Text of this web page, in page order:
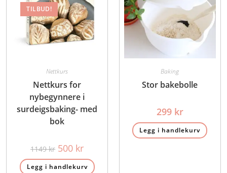
TILBUD!
Nettkurs
Nettkurs for
nybegynnere i
surdeigsbaking- med
bok
1149kr Opprinnelig
pris
var:
1149 kr.
500 krNåværende
er:
500 kr.
Legg i handlekurv
Baking
Stor bakebolle
299 kr
Legg i handlekurv